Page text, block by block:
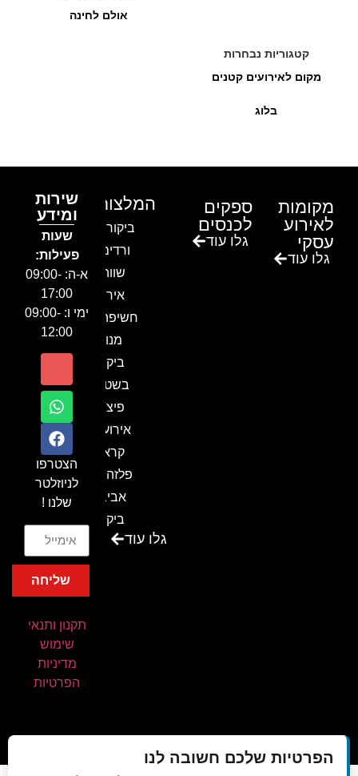
אולם לחינה
קטגוריות נבחרות
מקום לאירועים קטנים
בלוג
מקומות
לאירוע
עסקי
גלו עוד
ספקים
לכנסים
גלו עוד
המלצות
ביקור בגן
ורדים –
שווה!!
אירוע
חשיפה- זיו
מנור
ביקור
בשטח-
פיצ'ר
אירועים
קראון
פלזה תל
אביב-
ביקור
בכנסגלו עוד
שירות
ומידע
שעות
פעילות:
א-ה: 09:00-
17:00
ימי ו: 09:00-
12:00
הצטרפו
לניוזלטר
שלנו !
שליחה
תקנון ותנאי
שימוש
מדיניות
הפרטיות
הפרטיות שלכם חשובה לנו